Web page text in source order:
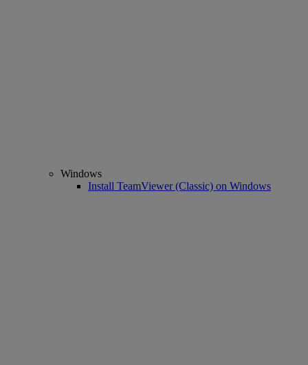
Windows
Install TeamViewer (Classic) on Windows